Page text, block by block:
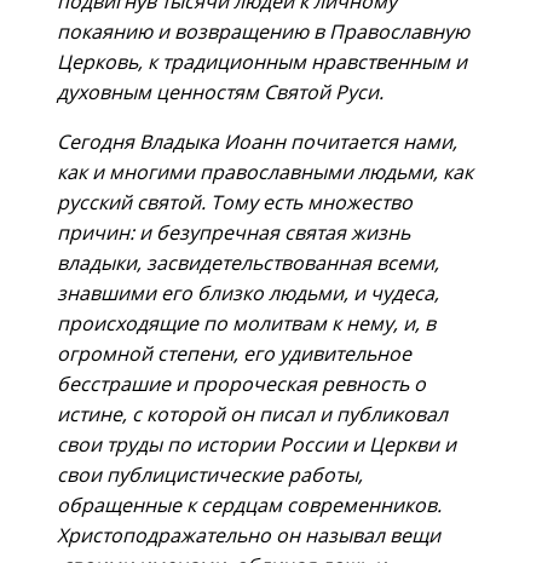
покаянию и возвращению в Православную
Церковь, к традиционным нравственным и
духовным ценностям Святой Руси.
Сегодня Владыка Иоанн почитается нами,
как и многими православными людьми, как
русский святой. Тому есть множество
причин: и безупречная святая жизнь
владыки, засвидетельствованная всеми,
знавшими его близко людьми, и чудеса,
происходящие по молитвам к нему, и, в
огромной степени, его удивительное
бесстрашие и пророческая ревность о
истине, с которой он писал и публиковал
свои труды по истории России и Церкви и
свои публицистические работы,
обращенные к сердцам современников.
Христоподражательно он называл вещи